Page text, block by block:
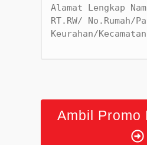
Ambil Promo